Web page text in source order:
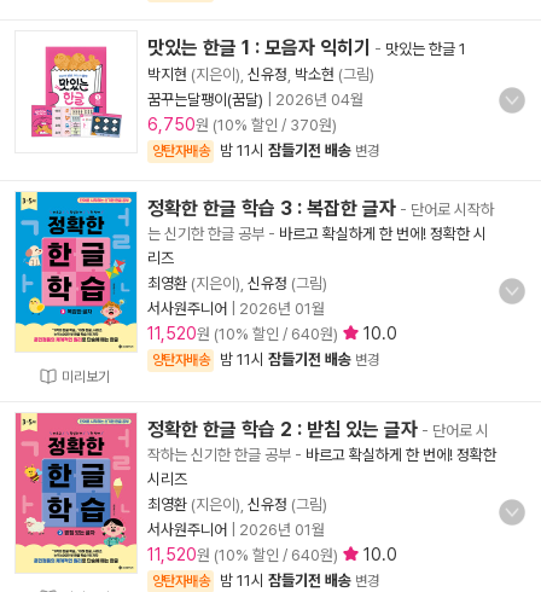
맛있는 한글 1 : 모음자 익히기 - 맛있는 한글 1
박지현 (지은이), 신유정 박소현 (그림)
꿈꾸는달팽이(꿈달)
2026년 04월
6,750원 (10% 할인 / 370원)
양탄자배송 밤 11시 잠들기전 배송 변경
미리보기
정확한 한글 학습 3 : 복잡한 글자 - 단어로 시작하
는 신기한 한글 공부 - 바르고 확실하게 한 번에! 정확한 시
리즈
최영환 (지은이), 신유정 (그림)
서사원주니어
2026년 01월
11,520원 (10% 할인 / 640원) 10.0
양탄자배송 밤 11시 잠들기전 배송 변경
정확한 한글 학습 2 : 받침 있는 글자 - 단어로 시
작하는 신기한 한글 공부 - 바르고 확실하게 한 번에! 정확한
시리즈
최영환 (지은이), 신유정 (그림)
서사원주니어
2026년 01월
11,520원 (10% 할인 / 640원) 10.0
양탄자배송 밤 11시 잠들기전 배송 변경